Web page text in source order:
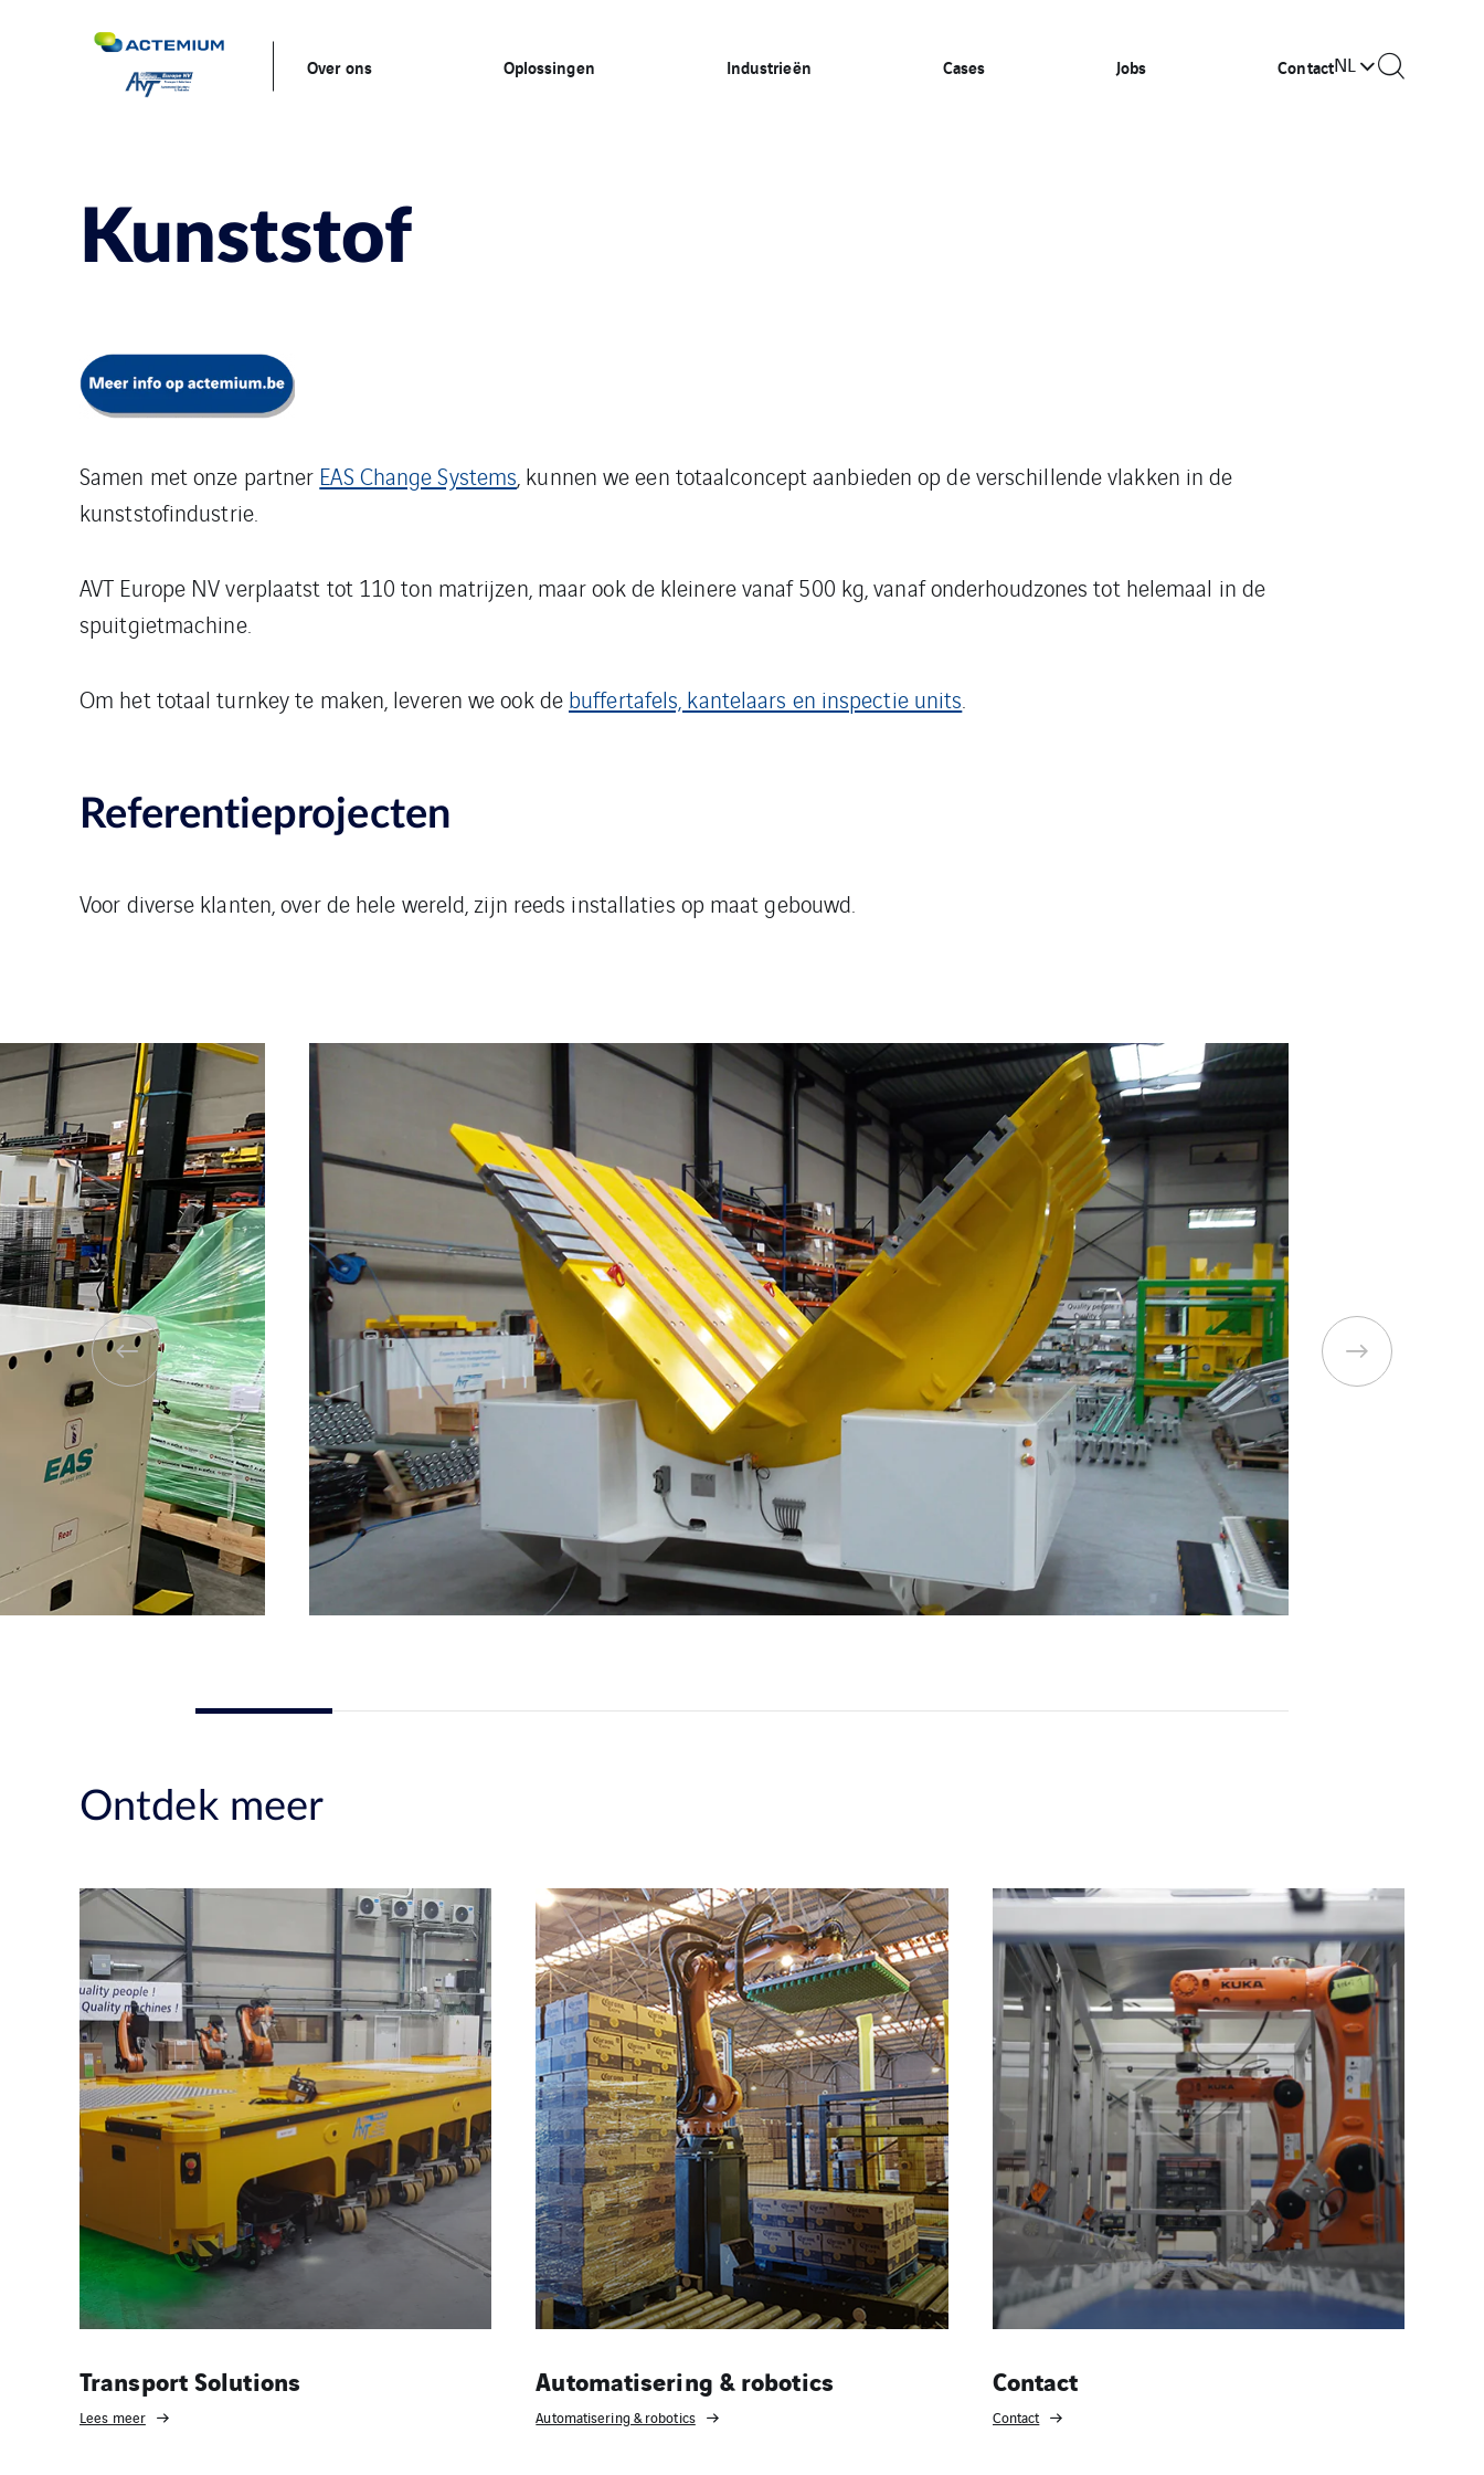
Over ons Oplossingen Industrieën Cases Jobs ContactNL
Kunststof
Samen met onze partner EAS Change Systems, kunnen we een totaalconcept aanbieden op de verschillende vlakken in de
kunststofindustrie.
AVT Europe NV verplaatst tot 110 ton matrijzen, maar ook de kleinere vanaf 500 kg, vanaf onderhoudzones tot helemaal in de
spuitgietmachine.
Om het totaal turnkey te maken, leveren we ook de buffertafels, kantelaars en inspectie units.
Referentieprojecten
Voor diverse klanten, over de hele wereld, zijn reeds installaties op maat gebouwd.
Ontdek meer
Transport Solutions
Lees meer
Automatisering & robotics
Automatisering & robotics
Contact
Contact